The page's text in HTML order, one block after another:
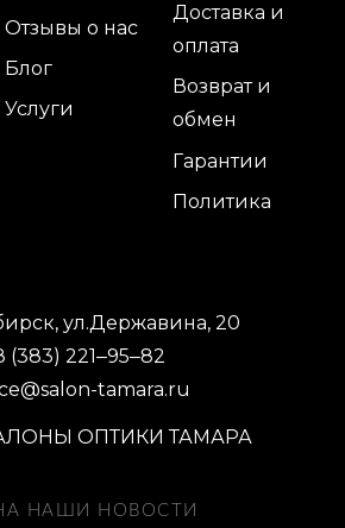
Отзывы о нас
Блог
Услуги
Доставка и
оплата
Возврат и
обмен
Гарантии
Политика
ул.Державина, 20
(383) 221‒95‒82
tamara.ru
ОПТИКИ ТАМАРА
НАШИ НОВОСТИ